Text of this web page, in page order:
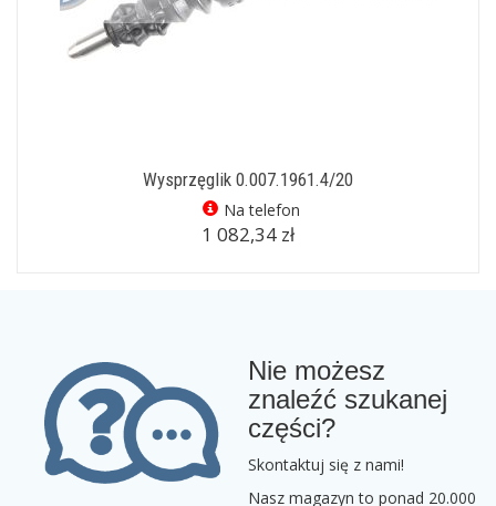
Wysprzęglik 0.007.1961.4/20
Na telefon
1 082,34 zł
Nie możesz
znaleźć szukanej
części?
Skontaktuj się z nami!
Nasz magazyn to ponad 20.000